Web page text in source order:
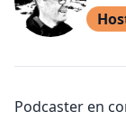
Podcaster en